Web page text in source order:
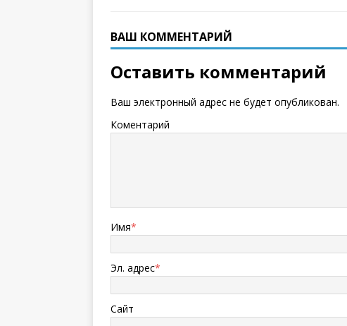
ВАШ КОММЕНТАРИЙ
Оставить комментарий
Ваш электронный адрес не будет опубликован.
Коментарий
Имя*
Эл. адрес*
Сайт